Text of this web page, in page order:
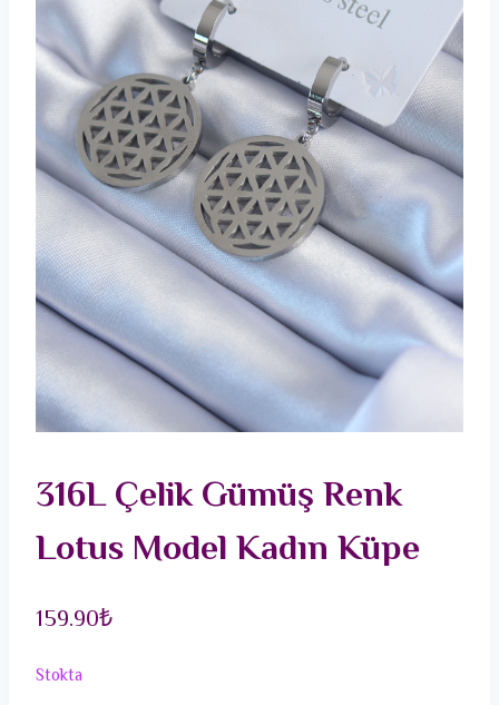
316L Çelik Gümüş Renk
Lotus Model Kadın Küpe
159.90₺
Stokta